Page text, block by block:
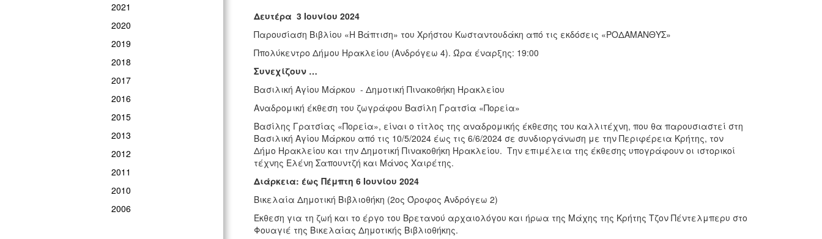
2021
2020
2019
2018
2017
2016
2015
2013
2012
2011
2010
2006
Δευτέρα 3 Ιουνίου 2024
Παρουσίαση Βιβλίου «Η Βάπτιση» του Χρήστου Κωσταντουδάκη από τις εκδόσεις «ΡΟΔΑΜΑΝΘΥΣ»
Ππολύκεντρο Δήμου Ηρακλείου (Ανδρόγεω 4). Ώρα έναρξης: 19:00
Συνεχίζουν …
Βασιλική Αγίου Μάρκου - Δημοτική Πινακοθήκη Ηρακλείου
Αναδρομική έκθεση του ζωγράφου Βασίλη Γρατσία «Πορεία»
Βασίλης Γρατσίας «Πορεία», είναι ο τίτλος της αναδρομικής έκθεσης του καλλιτέχνη, που θα παρουσιαστεί στη
Βασιλική Αγίου Μάρκου από τις 10/5/2024 έως τις 6/6/2024 σε συνδιοργάνωση με την Περιφέρεια Κρήτης, τον
Δήμο Ηρακλείου και την Δημοτική Πινακοθήκη Ηρακλείου. Την επιμέλεια της έκθεσης υπογράφουν οι ιστορικοί
τέχνης Ελένη Σαπουντζή και Μάνος Χαιρέτης.
Διάρκεια: έως Πέμπτη 6 Ιουνίου 2024
Βικελαία Δημοτική Βιβλιοθήκη (2ος Όροφος Ανδρόγεω 2)
Έκθεση για τη ζωή και το έργο του Βρετανού αρχαιολόγου και ήρωα της Μάχης της Κρήτης Τζον Πέντελμπερυ στο
Φουαγιέ της Βικελαίας Δημοτικής Βιβλιοθήκης.